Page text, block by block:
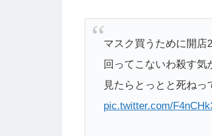
マスク買うために開店
回ってこないわ殺す気
見たらとっとと死ねっ
pic.twitter.com/